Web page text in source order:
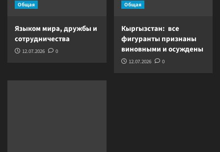
Общая
Языком мира, дружбы и
сотрудничества
12.07.2026 0
Общая
Кыргызстан: все
фигуранты признаны
виновными и осуждены
12.07.2026 0